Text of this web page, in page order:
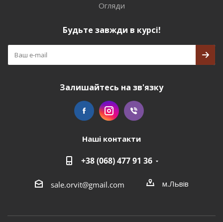
Огляди
Будьте завжди в курсі!
Залишайтесь на зв'язку
Наші контакти
+38 (068) 477 91 36
sale.orvit@gmail.com м.Львів